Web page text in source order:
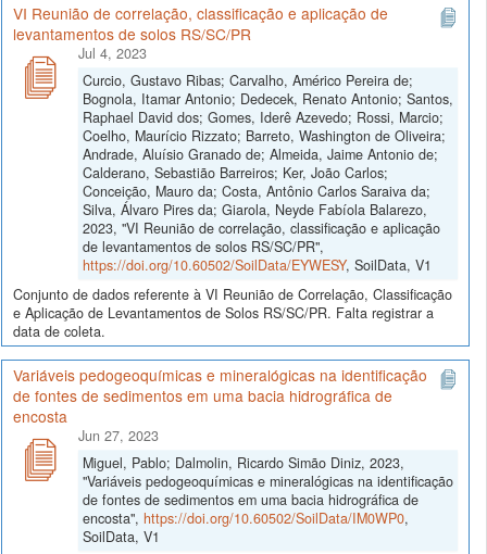
VI Reunião de correlação, classificação e aplicação de
levantamentos de solos RS/SC/PR
Jul 4, 2023
Curcio, Gustavo Ribas; Carvalho, Américo Pereira de;
Bognola, Itamar Antonio; Dedecek, Renato Antonio; Santos,
Raphael David dos; Gomes, Iderê Azevedo; Rossi, Marcio;
Coelho, Maurício Rizzato; Barreto, Washington de Oliveira;
Andrade, Aluísio Granado de; Almeida, Jaime Antonio de;
Calderano, Sebastião Barreiros; Ker, João Carlos;
Conceição, Mauro da; Costa, Antônio Carlos Saraiva da;
Silva, Álvaro Pires da; Giarola, Neyde Fabíola Balarezo,
2023, "VI Reunião de correlação, classificação e aplicação
de levantamentos de solos RS/SC/PR",
https://doi.org/10.60502/SoilData/EYWESY, SoilData, V1
Conjunto de dados referente à VI Reunião de Correlação, Classificação
e Aplicação de Levantamentos de Solos RS/SC/PR. Falta registrar a
data de coleta.
Variáveis pedogeoquímicas e mineralógicas na identificação
de fontes de sedimentos em uma bacia hidrográfica de
encosta
Jun 27, 2023
Miguel, Pablo; Dalmolin, Ricardo Simão Diniz, 2023,
"Variáveis pedogeoquímicas e mineralógicas na identificação
de fontes de sedimentos em uma bacia hidrográfica de
encosta", https://doi.org/10.60502/SoilData/IM0WP0,
SoilData, V1